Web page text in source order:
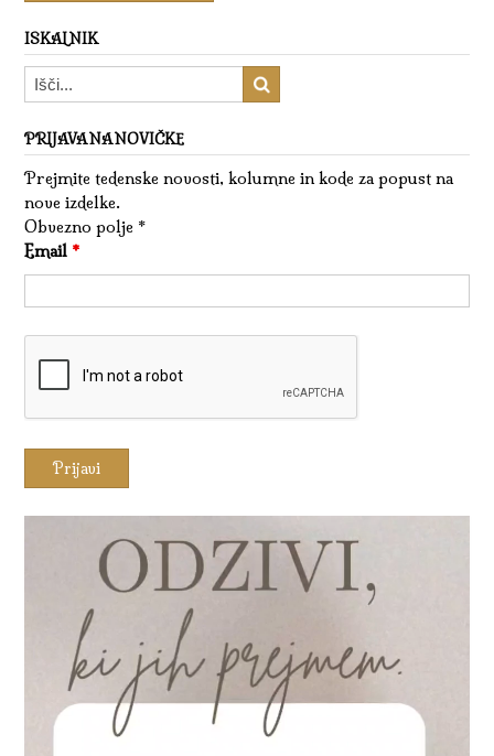
ISKALNIK
PRIJAVA NA NOVIČKE
Prejmite tedenske novosti, kolumne in kode za popust na
nove izdelke.
Obvezno polje *
Email *